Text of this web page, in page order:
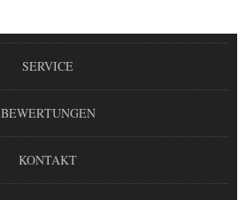
SERVICE
BEWERTUNGEN
KONTAKT